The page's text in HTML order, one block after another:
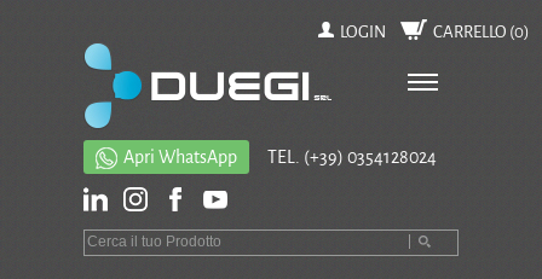
LOGIN CARRELLO (0)
Apri WhatsApp TEL. (+39) 0354128024